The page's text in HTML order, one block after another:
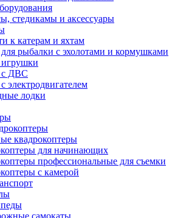
стедикамы и аксессуары
к катерам и яхтам
для рыбалки с эхолотами и кормушками
игрушки
с ДВС
электродвигателем
лодки
квадрокоптеры
для начинающих
профессиональные для съемки
с камерой
самокаты